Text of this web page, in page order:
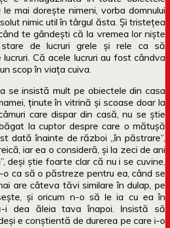
mai dorește nimeni, vorba domnului
nimic util în târgul ăsta. Și tristețea
te gândești că la vremea lor niște
de lucruri grele și rele ca să
Că acele lucruri au fost cândva
scop în viața cuiva.
se insistă mult pe obiectele din casa
ținute în vitrină și scoase doar la
care dispar din casă, nu se știe
la cuptor despre care o mătușă
dată înainte de război „în păstrare”,
iar ea o consideră, și la zeci de ani
deși știe foarte clar că nu i se cuvine,
ca să o păstreze pentru ea, când se
are câteva tăvi similare în dulap, pe
și oricum n-o să le ia cu ea în
i dea ăleia tava înapoi. Insistă să
e conștientă de durerea pe care i-o